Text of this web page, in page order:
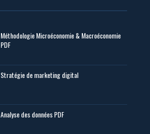
Méthodologie Microéconomie & Macroéconomie
PDF
Stratégie de marketing digital
Analyse des données PDF